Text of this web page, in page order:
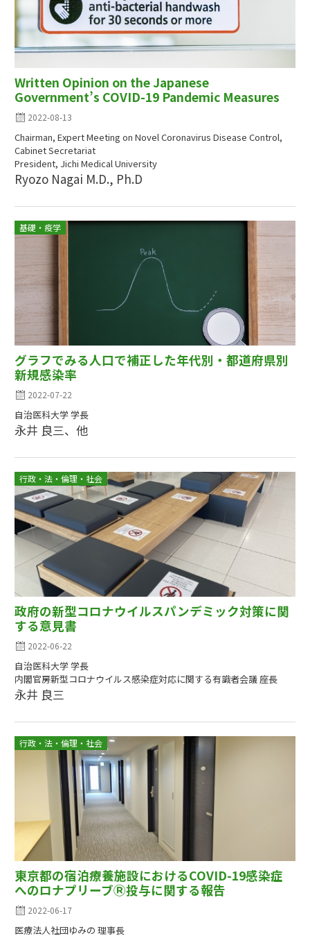
Written Opinion on the Japanese
Government’s COVID-19 Pandemic Measures
2022-08-13
Chairman, Expert Meeting on Novel Coronavirus Disease Control,
Cabinet Secretariat
President, Jichi Medical University
Ryozo Nagai M.D., Ph.D
基礎・疫学
グラフでみる人口で補正した年代別・都道府県別
新規感染率
2022-07-22
自治医科大学 学長
永井 良三、他
行政・法・倫理・社会
政府の新型コロナウイルスパンデミック対策に関
する意見書
2022-06-22
自治医科大学 学長
内閣官房新型コロナウイルス感染症対応に関する有識者会議 座長
永井 良三
行政・法・倫理・社会
東京都の宿泊療養施設におけるCOVID-19感染症
へのロナプリーブⓇ投与に関する報告
2022-06-17
医療法人社団ゆみの 理事長